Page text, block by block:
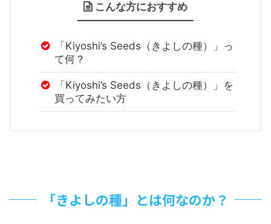
こんな方におすすめ
「Kiyoshi’s Seeds（きよしの種）」っ
て何？
「Kiyoshi’s Seeds（きよしの種）」を
買ってみたい方
「きよしの種」とは何なのか？